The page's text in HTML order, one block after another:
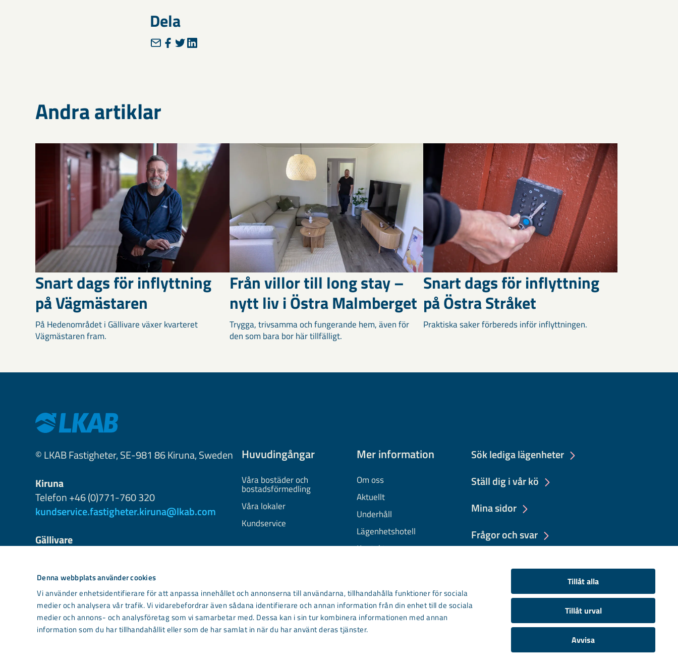
Denna webbplats använder cookies
Vi använder enhetsidentifierare för att anpassa innehållet och annonserna till användarna, tillhandahålla funktioner för sociala
medier och analysera vår trafik. Vi vidarebefordrar även sådana identifierare och annan information från din enhet till de sociala
medier och annons- och analysföretag som vi samarbetar med. Dessa kan i sin tur kombinera informationen med annan
information som du har tillhandahållit eller som de har samlat in när du har använt deras tjänster.
Tillåt alla
Tillåt urval
Avvisa
Dela
Andra artiklar
Snart dags för inflyttning
på Vägmästaren
På Hedenområdet i Gällivare växer kvarteret
Vägmästaren fram.
Från villor till long stay –
nytt liv i Östra Malmberget
Trygga, trivsamma och fungerande hem, även för
den som bara bor här tillfälligt.
Snart dags för inflyttning
på Östra Stråket
Praktiska saker förbereds inför inflyttningen.
© LKAB Fastigheter, SE-981 86 Kiruna, Sweden
Kiruna
Telefon +46 (0)771-760 320
kundservice.fastigheter.kiruna@lkab.com
Gällivare
Huvudingångar
Våra bostäder och
bostadsförmedling
Våra lokaler
Kundservice
Mer information
Om oss
Aktuellt
Underhåll
Lägenhetshotell
Kontakta oss
Sök lediga lägenheter
Ställ dig i vår kö
Mina sidor
Frågor och svar